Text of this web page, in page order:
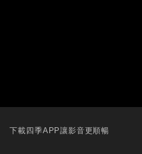
下載四季APP讓影音更順暢